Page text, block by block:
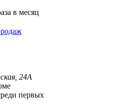
в месяц
24А
первых